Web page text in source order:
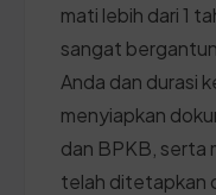
mati lebih dari 1
sangat
Anda dan durasi
menyiapkan
dan BPKB, serta
telah ditetapkan